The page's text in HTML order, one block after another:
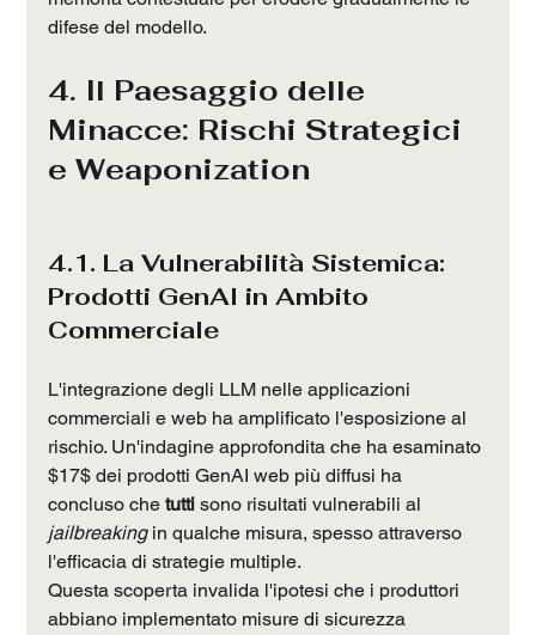
difese del modello.
4. Il Paesaggio delle
Minacce: Rischi Strategici
e Weaponization
4.1. La Vulnerabilità Sistemica:
Prodotti GenAI in Ambito
Commerciale
L'integrazione degli LLM nelle applicazioni
commerciali e web ha amplificato l'esposizione al
rischio. Un'indagine approfondita che ha esaminato
$17$ dei prodotti GenAI web più diffusi ha
concluso che tutti sono risultati vulnerabili al
jailbreaking in qualche misura, spesso attraverso
l'efficacia di strategie multiple.
Questa scoperta invalida l'ipotesi che i produttori
abbiano implementato misure di sicurezza